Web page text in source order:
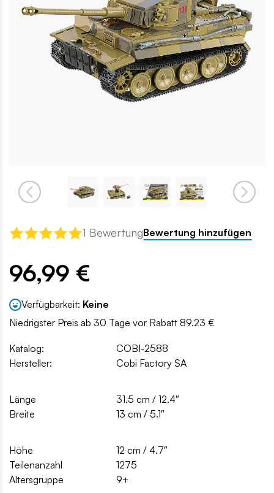
1 BewertungBewertung hinzufügen
96,99 €
Verfügbarkeit: Keine
Niedrigster Preis ab 30 Tage vor Rabatt 89.23 €
Katalog:
COBI-2588
Hersteller:
Cobi Factory SA
Länge
31,5 cm / 12.4″
Breite
13 cm / 5.1″
Höhe
12 cm / 4.7″
Teilenanzahl
1275
Altersgruppe
9+